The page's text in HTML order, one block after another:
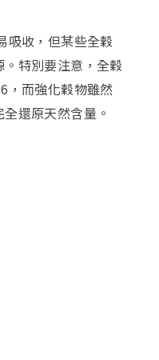
吸收，但某些全穀
特別要注意，全穀
，而強化穀物雖然
還原天然含量。